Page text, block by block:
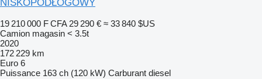
NISKOPODŁOGOWY
19 210 000 F CFA 29 290 € ≈ 33 840 $US
Camion magasin < 3.5t
2020
172 229 km
Euro 6
Puissance 163 ch (120 kW) Carburant diesel